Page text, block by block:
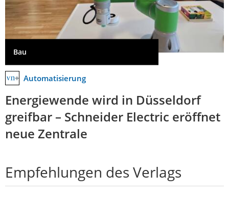
Bau
Automatisierung
Energiewende wird in Düsseldorf
greifbar – Schneider Electric eröffnet
neue Zentrale
Empfehlungen des Verlags